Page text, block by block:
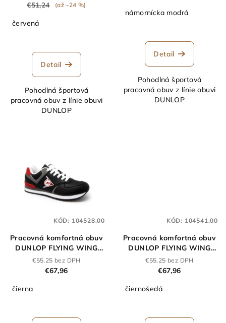
€51,24
(až –24 %)
červená
Detail
Pohodlná športová
pracovná obuv z línie obuvi
DUNLOP
námornícka modrá
Detail
Pohodlná športová
pracovná obuv z línie obuvi
DUNLOP
Pracovná komfortná obuv
DUNLOP FLYING WING
NEGRO O2 čierna
€55,25 bez DPH
€67,96
čierna
KÓD: 104528.00
Pracovná komfortná obuv
DUNLOP FLYING WING
CHARCOAL O2 šedá
€55,25 bez DPH
€67,96
čiernošedá
KÓD: 104541.00